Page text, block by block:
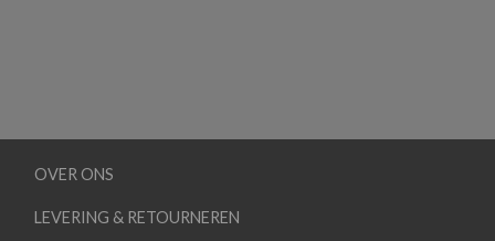
OVER ONS
LEVERING & RETOURNEREN